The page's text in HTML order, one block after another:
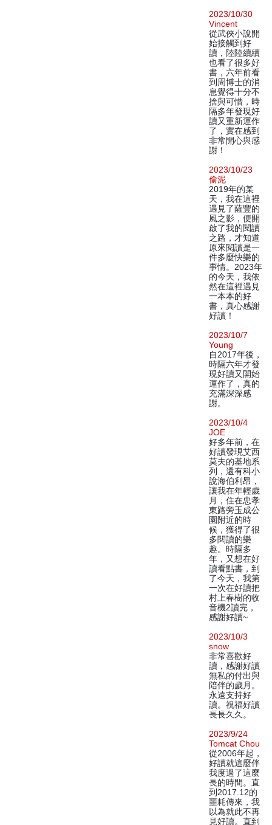
2023/10/30
Vincent
從武俠小說開
始接觸到好
讀，陸陸續續
也看了很多好
書，六年前看
到周博士的消
息覺得十分不
捨與可惜，時
隔多年發現好
讀又重新運作
了，實在感到
非常開心與感
謝！
2023/10/23
偷泥
2019年的某
天，我在這裡
遇見了薩豐的
風之影，便開
啟了我的閱讀
之路，才知道
原來閱讀是一
件多麼快樂的
事情。2023年
的今天，我依
然在這裡遇見
一本本的好
書，真心感謝
好讀！
2023/10/7
Young
自2017年後，
時隔六年才發
現好讀又開始
運作了，真的
充滿深深感
謝。
2023/10/4
JOE
好多年前，在
好讀發現艾西
莫夫的基地系
列，還有科小
說海伯利昂，
讓我在年輕歲
月，住在忠孝
東路旁玉成公
園附近的時
候，獲得了很
多閱讀的樂
趣。時隔多
年，又想在好
讀看點書，到
了今天，我第
一次在好讀把
村上春樹的收
音機2讀完，
感謝好讀~
2023/10/3
snow
非常喜歡好
讀，感謝好讀
無私的付出與
陪伴的歲月。
永遠支持好
讀。祝福好讀
長長久久。
2023/9/24
Tomcat Chou
從2006年起，
好讀就這麼伴
我度過了這麼
長的時間。直
到2017.12的
噩耗傳來，我
以為就此不再
見好讀。直到